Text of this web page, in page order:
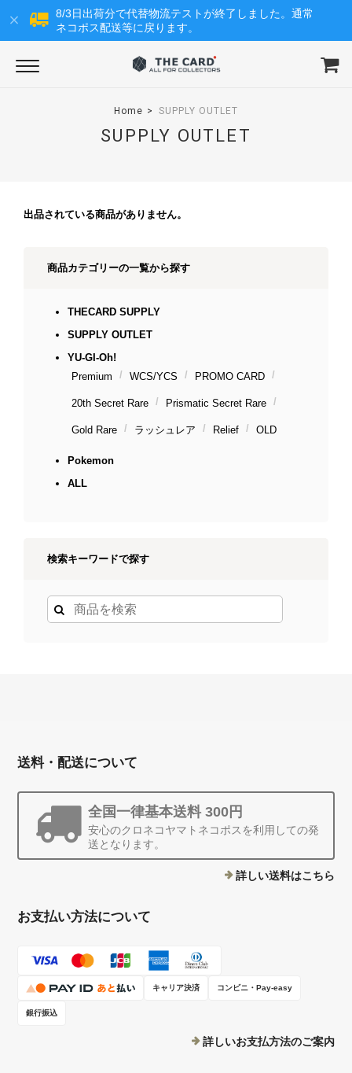
8/3日出荷分で代替物流テストが終了しました。通常
ネコポス配送等に戻ります。
Home SUPPLY OUTLET
SUPPLY OUTLET
出品されている商品がありません。
商品カテゴリーの一覧から探す
THECARD SUPPLY
SUPPLY OUTLET
YU-GI-Oh!
Premium
WCS/YCS PROMO CARD
20th Secret Rare Prismatic Secret Rare
Gold Rare ラッシュレア Relief OLD
Pokemon
ALL
検索キーワードで探す
送料・配送について
全国一律基本送料 300円
安心のクロネコヤマトネコポスを利用しての発
送となります。
詳しい送料はこちら
お支払い方法について
キャリア決済 コンビニ・Pay-easy
銀行振込
詳しいお支払方法のご案内